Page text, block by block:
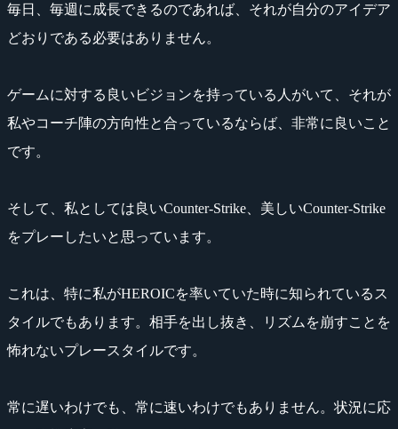
毎日、毎週に成長できるのであれば、それが自分のアイデア
どおりである必要はありません。
ゲームに対する良いビジョンを持っている人がいて、それが
私やコーチ陣の方向性と合っているならば、非常に良いこと
です。
そして、私としては良いCounter-Strike、美しいCounter-Strike
をプレーしたいと思っています。
これは、特に私がHEROICを率いていた時に知られているス
タイルでもあります。相手を出し抜き、リズムを崩すことを
怖れないプレースタイルです。
常に遅いわけでも、常に速いわけでもありません。状況に応